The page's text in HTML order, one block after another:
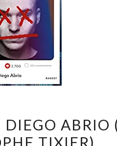
L’AFFAIRE
DIEGO
DIEGO ABRIO
TIXIER)